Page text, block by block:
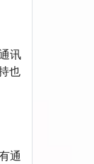
讯
也
通